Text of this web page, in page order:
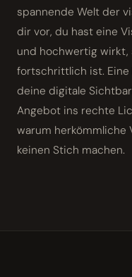
spannende Welt der
dir vor, du hast eine
und hochwertig wirkt,
fortschrittlich ist.
deine digitale
Angebot ins rechte
warum herkömmliche
keinen Stich machen.